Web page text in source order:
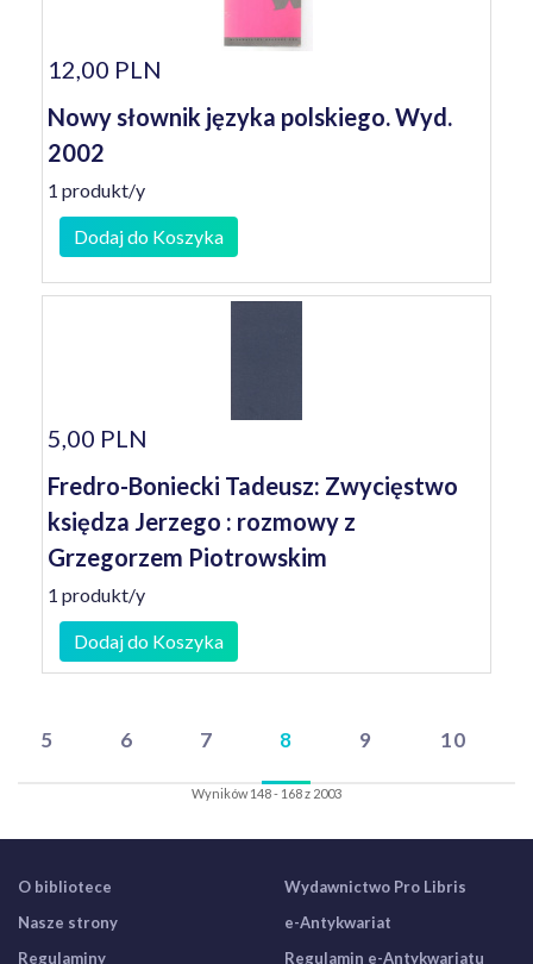
12,00 PLN
Nowy słownik języka polskiego. Wyd.
2002
1 produkt/y
Dodaj do Koszyka
5,00 PLN
Fredro-Boniecki Tadeusz: Zwycięstwo
księdza Jerzego : rozmowy z
Grzegorzem Piotrowskim
1 produkt/y
Dodaj do Koszyka
5 6 7 8 9 10
Wyników 148 - 168 z 2003
O bibliotece
Nasze strony
Regulaminy
Wydawnictwo Pro Libris
e-Antykwariat
Regulamin e-Antykwariatu